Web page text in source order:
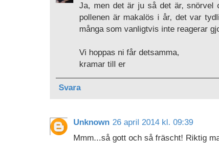
Ja, men det är ju så det är, snörvel
pollenen är makalös i år, det var
många som vanligtvis inte reagerar
Vi hoppas ni får detsamma,
kramar till er
Svara
Unknown 26 april 2014 kl. 09:39
Mmm...så gott och så fräscht! Riktig